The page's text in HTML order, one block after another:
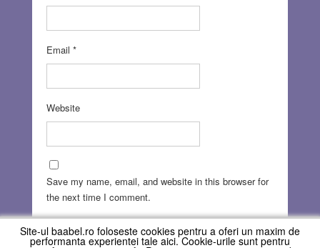
Email *
Website
Save my name, email, and website in this browser for
the next time I comment.
Site-ul baabel.ro foloseste cookies pentru a oferi un maxim de
performanta experientei tale aici. Cookie-urile sunt pentru